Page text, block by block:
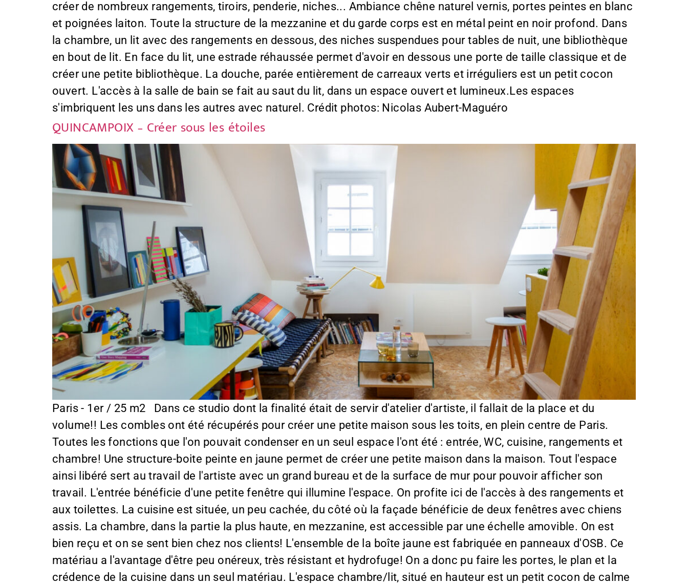
créer de nombreux rangements, tiroirs, penderie, niches... Ambiance chêne naturel vernis, portes peintes en blanc
et poignées laiton. Toute la structure de la mezzanine et du garde corps est en métal peint en noir profond. Dans
la chambre, un lit avec des rangements en dessous, des niches suspendues pour tables de nuit, une bibliothèque
en bout de lit. En face du lit, une estrade réhaussée permet d'avoir en dessous une porte de taille classique et de
créer une petite bibliothèque. La douche, parée entièrement de carreaux verts et irréguliers est un petit cocon
ouvert. L'accès à la salle de bain se fait au saut du lit, dans un espace ouvert et lumineux.Les espaces
s'imbriquent les uns dans les autres avec naturel. Crédit photos: Nicolas Aubert-Maguéro
QUINCAMPOIX – Créer sous les étoiles
Paris - 1er / 25 m2 Dans ce studio dont la finalité était de servir d'atelier d'artiste, il fallait de la place et du
volume!! Les combles ont été récupérés pour créer une petite maison sous les toits, en plein centre de Paris.
Toutes les fonctions que l'on pouvait condenser en un seul espace l'ont été : entrée, WC, cuisine, rangements et
chambre! Une structure-boite peinte en jaune permet de créer une petite maison dans la maison. Tout l'espace
ainsi libéré sert au travail de l'artiste avec un grand bureau et de la surface de mur pour pouvoir afficher son
travail. L'entrée bénéficie d'une petite fenêtre qui illumine l'espace. On profite ici de l'accès à des rangements et
aux toilettes. La cuisine est située, un peu cachée, du côté où la façade bénéficie de deux fenêtres avec chiens
assis. La chambre, dans la partie la plus haute, en mezzanine, est accessible par une échelle amovible. On est
bien reçu et on se sent bien chez nos clients! L'ensemble de la boîte jaune est fabriquée en panneaux d'OSB. Ce
matériau a l'avantage d'être peu onéreux, très résistant et hydrofuge! On a donc pu faire les portes, le plan et la
crédence de la cuisine dans un seul matériau. L'espace chambre/lit, situé en hauteur est un petit cocon de calme